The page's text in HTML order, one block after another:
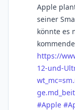
Apple
seiner
könnte es
https://
12-und-
#Apple #